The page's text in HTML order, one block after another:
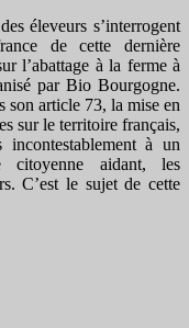
éleveurs s’interrogent
de cette dernière
l’abattage à la ferme à
par Bio Bourgogne.
article 73, la mise en
sur le territoire français,
à un
aidant, les
C’est le sujet de cette